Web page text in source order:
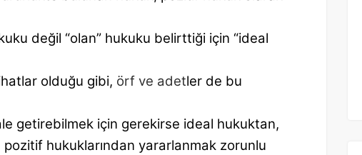
değil “olan” hukuku belirttiği için “ideal
olduğu gibi, örf ve adetler de bu
getirebilmek için gerekirse ideal hukuktan,
hukuklarından yararlanmak zorunlu